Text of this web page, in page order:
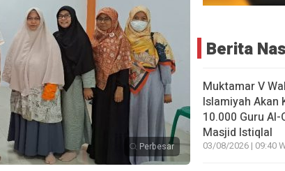
Perbesar
Berita
Muktamar V
Islamiyah Akan
10.000 Guru Al-
Masjid Istiqlal
03/08/2026 | 09:40